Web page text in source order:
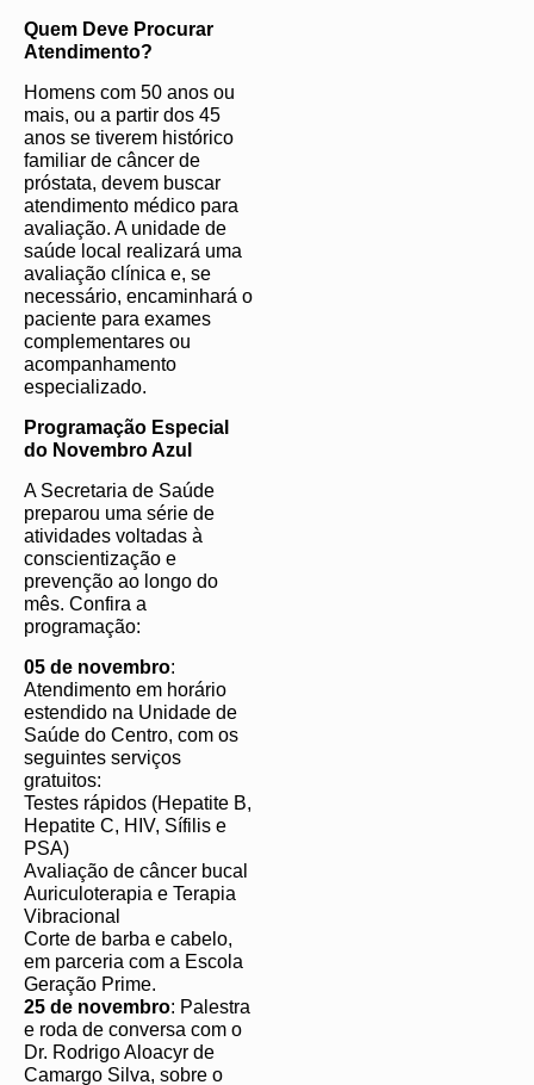
Quem Deve Procurar
Atendimento?
Homens com 50 anos ou
mais, ou a partir dos 45
anos se tiverem histórico
familiar de câncer de
próstata, devem buscar
atendimento médico para
avaliação. A unidade de
saúde local realizará uma
avaliação clínica e, se
necessário, encaminhará o
paciente para exames
complementares ou
acompanhamento
especializado.
Programação Especial
do Novembro Azul
A Secretaria de Saúde
preparou uma série de
atividades voltadas à
conscientização e
prevenção ao longo do
mês. Confira a
programação:
05 de novembro:
Atendimento em horário
estendido na Unidade de
Saúde do Centro, com os
seguintes serviços
gratuitos:
Testes rápidos (Hepatite B,
Hepatite C, HIV, Sífilis e
PSA)
Avaliação de câncer bucal
Auriculoterapia e Terapia
Vibracional
Corte de barba e cabelo,
em parceria com a Escola
Geração Prime.
25 de novembro: Palestra
e roda de conversa com o
Dr. Rodrigo Aloacyr de
Camargo Silva, sobre o